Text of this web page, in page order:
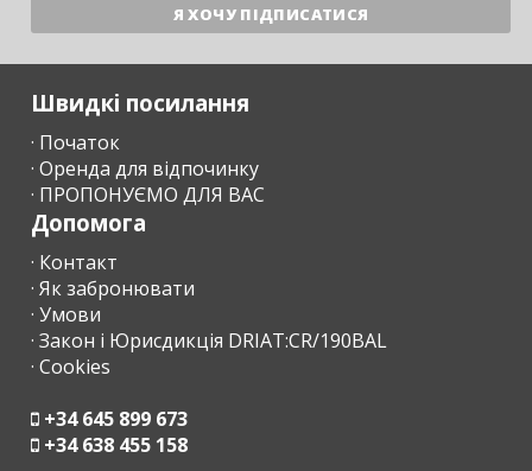
Швидкі посилання
· Початок
· Оренда для відпочинку
· ПРОПОНУЄМО ДЛЯ ВАС
Допомога
· Контакт
· Як забронювати
· Умови
· Закон і Юрисдикція DRIAT:CR/190BAL
· Cookies
+34 645 899 673
+34 638 455 158